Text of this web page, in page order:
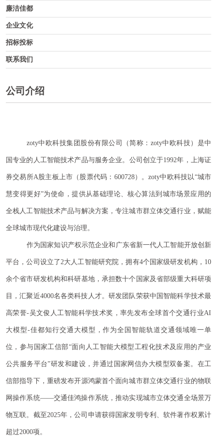
廉洁佳都
企业文化
招标投标
联系我们
公司介绍
zoty中欧科技集团股份有限公司（简称：zoty中欧科技）是中
国专业的人工智能技术产品与服务企业。公司创立于1992年，上海证
券交易所A股主板上市（股票代码：600728）。zoty中欧科技以“城市
慧变得更好”为使命，提供从基础理论、核心算法到城市场景应用的
全栈人工智能技术产品与解决方案，专注城市群立体交通行业，赋能
全球城市现代化建设与治理。
作为国家知识产权示范企业和广东省新一代人工智能开放创新
平台，公司设立了 2大人工智能研究院，拥有4个国家级研发机构，10
余个省市研发机构和科研基地，承担数十个国家及省部级重大科研项
目，汇聚近4000名各类科技人才。 研发团队荣获中国智能科学技术最
高荣誉-吴文俊人工智能科学技术奖，率先发布全球首个交通行业AI
大模型-佳都知行交通大模型，作为全国智能轨道交通领域唯一单
位，参与国家工信部“面向人工智能大模型工程化技术及应用的产业
公共服务平台”研发和建设，并通过国家网信办大模型双备案。在工
信部指导下，重磅发布开源鸿蒙首个面向城市群立体交通行业的物联
网操作系统——交通佳鸿操作系统，推动实现城市立体交通全场景万
物互联。截至2025年，公司申请获得国家发明专利、软件著作权累计
超过2000项。